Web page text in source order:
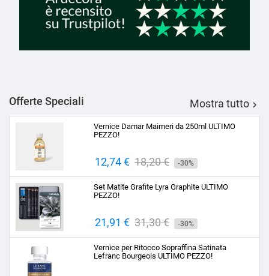
Offerte Speciali Mostra tutto 
Vernice Damar Maimeri da 250ml ULTIMO
PEZZO!
Prezzo
12,74 € Prezzo
base
18,20 € -30%
Set Matite Grafite Lyra Graphite ULTIMO
PEZZO!
Prezzo
21,91 € Prezzo
base
31,30 € -30%
Vernice per Ritocco Sopraffina Satinata
Lefranc Bourgeois ULTIMO PEZZO!